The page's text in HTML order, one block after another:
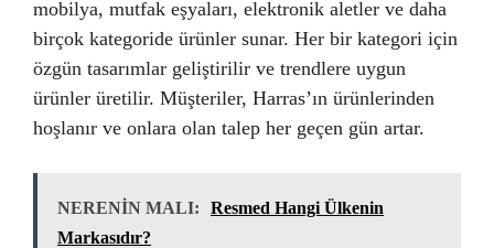
mobilya, mutfak eşyaları, elektronik aletler ve daha
birçok kategoride ürünler sunar. Her bir kategori için
özgün tasarımlar geliştirilir ve trendlere uygun
ürünler üretilir. Müşteriler, Harras’ın ürünlerinden
hoşlanır ve onlara olan talep her geçen gün artar.
NERENİN MALI:
Resmed Hangi Ülkenin
Markasıdır?